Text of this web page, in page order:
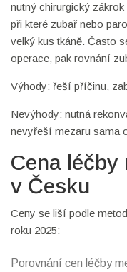
nutný chirurgický
při které zubař nebo
velký kus tkáně. Často
operace, pak rovnání
Výhody: řeší příčinu,
Nevýhody: nutná
nevyřeší mezaru sama
Cena léčby
v Česku
Ceny se liší podle
roku 2025:
Porovnání cen léčby